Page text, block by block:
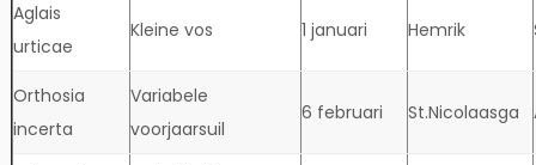
Aglais
urticae
Kleine vos 1 januari Hemrik
Orthosia
incerta
Variabele
voorjaarsuil
6 februari St.Nicolaasga